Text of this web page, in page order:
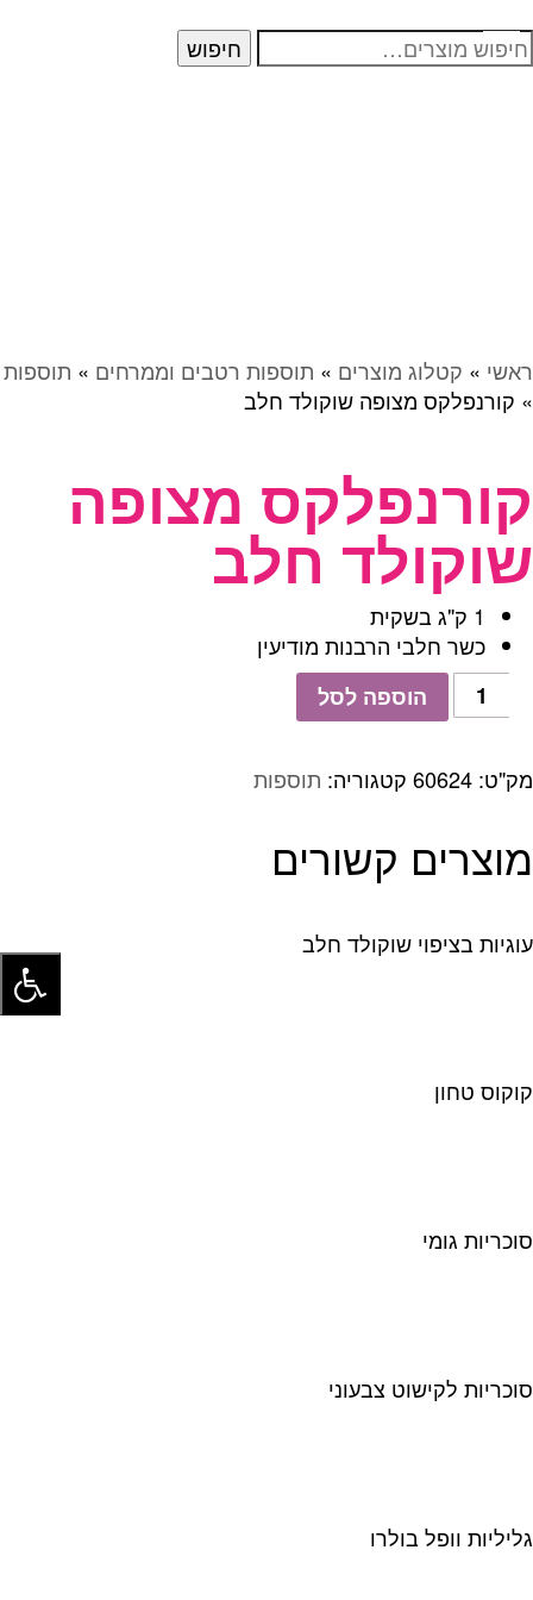
חיפוש
עבור:
חיפוש
ראשי » קטלוג מוצרים » תוספות רטבים וממרחים » תוספות
» קורנפלקס מצופה שוקולד חלב
קורנפלקס מצופה
שוקולד חלב
1 ק"ג בשקית
כשר חלבי הרבנות מודיעין
כמות
של
מצופה
הוספה לסל
מק"ט: 60624 קטגוריה: תוספות
מוצרים קשורים
עוגיות בציפוי שוקולד חלב
קוקוס טחון
סוכריות גומי
סוכריות לקישוט צבעוני
גליליות וופל בולרו